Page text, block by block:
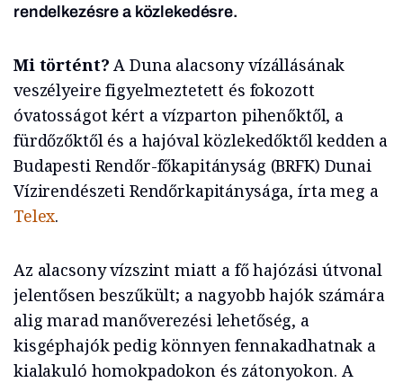
rendelkezésre a közlekedésre.
Mi történt? A Duna alacsony vízállásának
veszélyeire figyelmeztetett és fokozott
óvatosságot kért a vízparton pihenőktől, a
fürdőzőktől és a hajóval közlekedőktől kedden a
Budapesti Rendőr-főkapitányság (BRFK) Dunai
Vízirendészeti Rendőrkapitánysága, írta meg a
Telex.
Az alacsony vízszint miatt a fő hajózási útvonal
jelentősen beszűkült; a nagyobb hajók számára
alig marad manőverezési lehetőség, a
kisgéphajók pedig könnyen fennakadhatnak a
kialakuló homokpadokon és zátonyokon. A